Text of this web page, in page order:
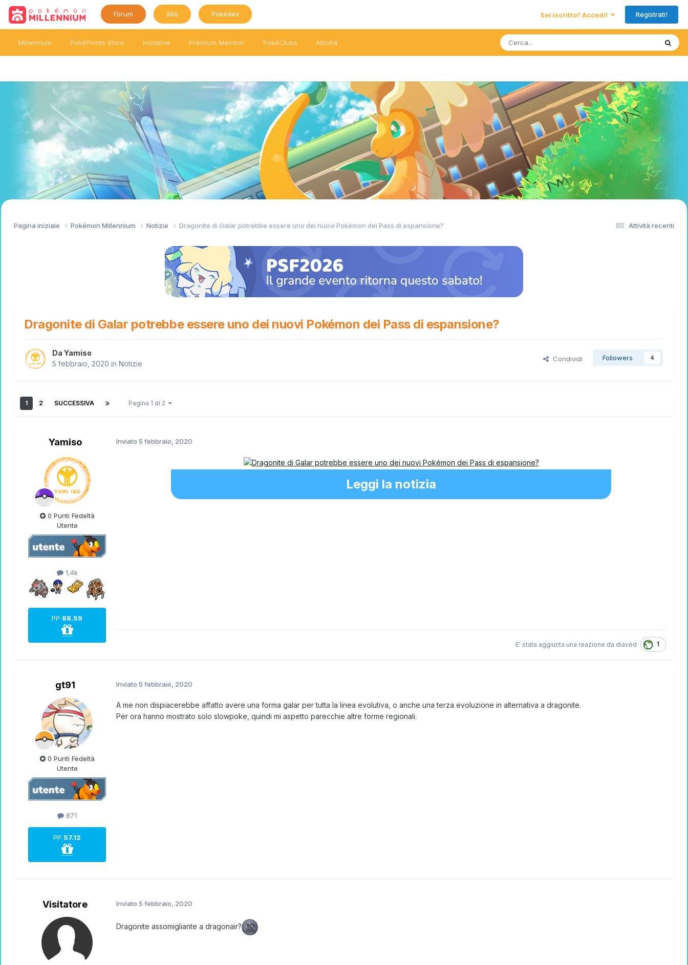
Forum Sito Pokédex Sei iscritto? Accedi! Registrati!
Millennium PokéPoints Store Iniziative Premium Member PokéClubs Attività
Attività recenti
Pagina iniziale Pokémon Millennium Notizie Dragonite di Galar potrebbe essere uno dei nuovi Pokémon dei Pass di espansione?
Dragonite di Galar potrebbe essere uno dei nuovi Pokémon dei Pass di espansione?
Da Yamiso
5 febbraio, 2020 in Notizie
Condividi Followers 4
1 2 SUCCESSIVA Pagina 1 di 2
Yamiso
0 Punti Fedeltà
Utente
1,4k
PP 88.59
Inviato 5 febbraio, 2020
Leggi la notizia
E' stata aggiunta una reazione da diavèd 1
gt91
0 Punti Fedeltà
Utente
871
PP 57.12
Inviato 5 febbraio, 2020
A me non dispiacerebbe affatto avere una forma galar per tutta la linea evolutiva, o anche una terza evoluzione in alternativa a dragonite.
Per ora hanno mostrato solo slowpoke, quindi mi aspetto parecchie altre forme regionali.
Visitatore Inviato 5 febbraio, 2020
Dragonite assomigliante a dragonair?